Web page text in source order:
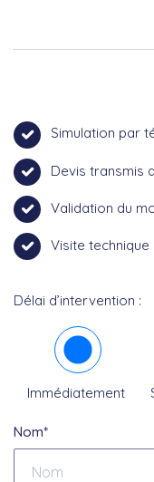
Simulation par
Devis transmis
Validation du
Visite
Délai d’intervention :
Immédiatement
Nom*